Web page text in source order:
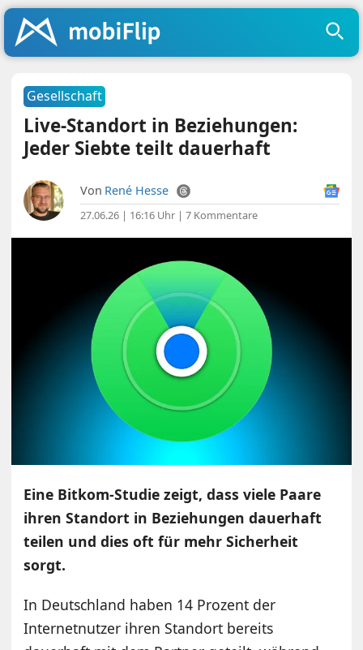
Gesellschaft
Live-Standort in Beziehungen:
Jeder Siebte teilt dauerhaft
Von René Hesse
27.06.26 | 16:16 Uhr |7 Kommentare
Eine Bitkom-Studie zeigt, dass viele Paare
ihren Standort in Beziehungen dauerhaft
teilen und dies oft für mehr Sicherheit
sorgt.
In Deutschland haben 14 Prozent der
Internetnutzer ihren Standort bereits